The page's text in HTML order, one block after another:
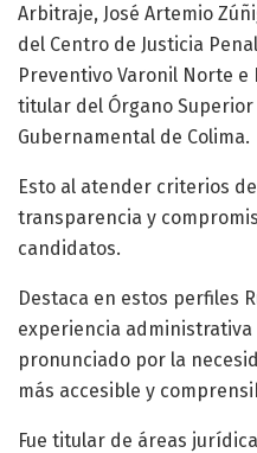
Arbitraje, José Artemio
del Centro de Justicia
Preventivo Varonil Norte e
titular del Órgano
Gubernamental de Colima.
Esto al atender criterios
transparencia y
candidatos.
Destaca en estos perfiles
experiencia administrativa
pronunciado por la
más accesible y
Fue titular de áreas